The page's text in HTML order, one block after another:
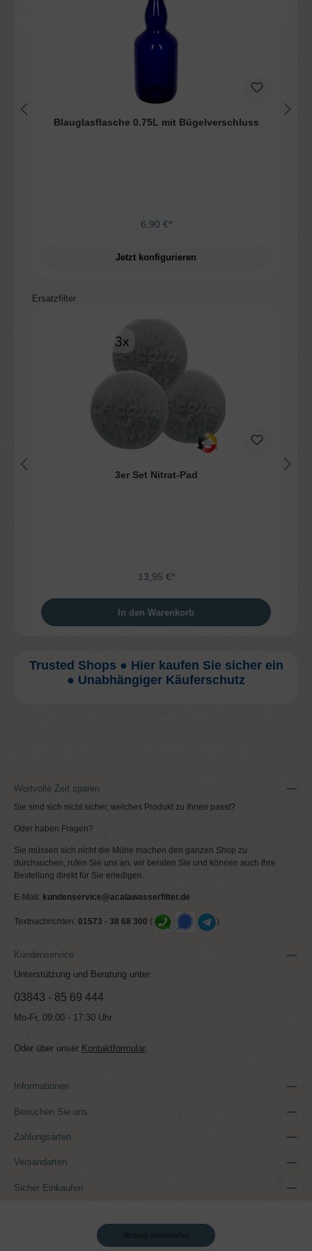
Blauglasflasche 0.75L mit Bügelverschluss
6,90 €*
Jetzt konfigurieren
Produktgalerie überspringen
Ersatzfilter
3er Set Nitrat-Pad
13,95 €*
In den Warenkorb
Trusted Shops ● Hier kaufen Sie sicher ein
● Unabhängiger Käuferschutz
Wertvolle Zeit sparen
Sie sind sich nicht sicher, welches Produkt zu Ihnen passt?
Oder haben Fragen?
Sie müssen sich nicht die Mühe machen den ganzen Shop zu
durchsuchen, rufen Sie uns an, wir beraten Sie und können auch Ihre
Bestellung direkt für Sie erledigen.
E-Mail: kundenservice@acalawasserfilter.de
Textnachrichten: 01573 - 38 68 300 ( )
Informationen
Kundenservice
Unterstützung und Beratung unter:
03843 - 85 69 444
Mo-Fr, 09:00 - 17:30 Uhr
Oder über unser Kontaktformular.
Besuchen Sie uns
Zahlungsarten
Versandarten
Sicher Einkaufen
Vertrag widerrufen